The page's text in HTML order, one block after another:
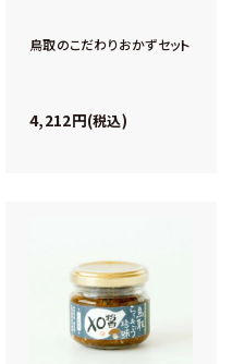
鳥取のこだわりおかずセット
4,212 税込